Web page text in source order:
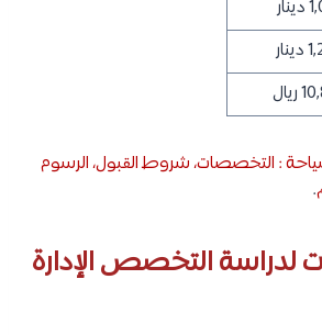
: التخصصات، شروط القبول، الرسوم
.
لدراسة التخصص الإدارة